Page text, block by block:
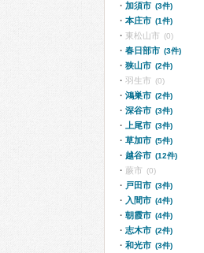
加須市 (3件)
本庄市 (1件)
東松山市 (0)
春日部市 (3件)
狭山市 (2件)
羽生市 (0)
鴻巣市 (2件)
深谷市 (3件)
上尾市 (3件)
草加市 (5件)
越谷市 (12件)
蕨市 (0)
戸田市 (3件)
入間市 (4件)
朝霞市 (4件)
志木市 (2件)
和光市 (3件)